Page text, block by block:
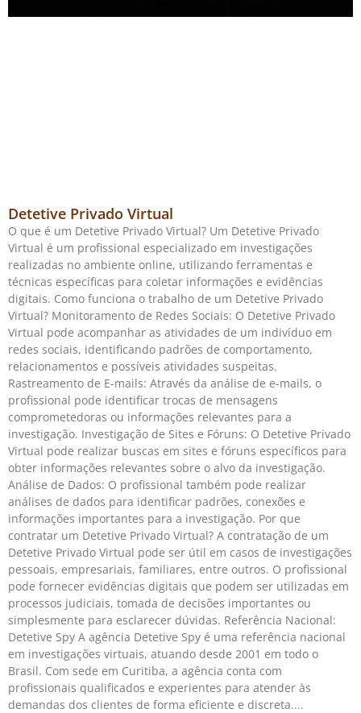
Detetive Privado Virtual
O que é um Detetive Privado Virtual? Um Detetive Privado
Virtual é um profissional especializado em investigações
realizadas no ambiente online, utilizando ferramentas e
técnicas específicas para coletar informações e evidências
digitais. Como funciona o trabalho de um Detetive Privado
Virtual? Monitoramento de Redes Sociais: O Detetive Privado
Virtual pode acompanhar as atividades de um indivíduo em
redes sociais, identificando padrões de comportamento,
relacionamentos e possíveis atividades suspeitas.
Rastreamento de E-mails: Através da análise de e-mails, o
profissional pode identificar trocas de mensagens
comprometedoras ou informações relevantes para a
investigação. Investigação de Sites e Fóruns: O Detetive Privado
Virtual pode realizar buscas em sites e fóruns específicos para
obter informações relevantes sobre o alvo da investigação.
Análise de Dados: O profissional também pode realizar
análises de dados para identificar padrões, conexões e
informações importantes para a investigação. Por que
contratar um Detetive Privado Virtual? A contratação de um
Detetive Privado Virtual pode ser útil em casos de investigações
pessoais, empresariais, familiares, entre outros. O profissional
pode fornecer evidências digitais que podem ser utilizadas em
processos judiciais, tomada de decisões importantes ou
simplesmente para esclarecer dúvidas. Referência Nacional:
Detetive Spy A agência Detetive Spy é uma referência nacional
em investigações virtuais, atuando desde 2001 em todo o
Brasil. Com sede em Curitiba, a agência conta com
profissionais qualificados e experientes para atender às
demandas dos clientes de forma eficiente e discreta.